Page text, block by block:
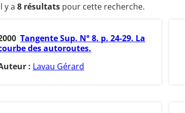
y a 8 résultats pour cette recherche.
Tangente Sup. N° 8. p. 24-29. La
des autoroutes.
: Lavau Gérard